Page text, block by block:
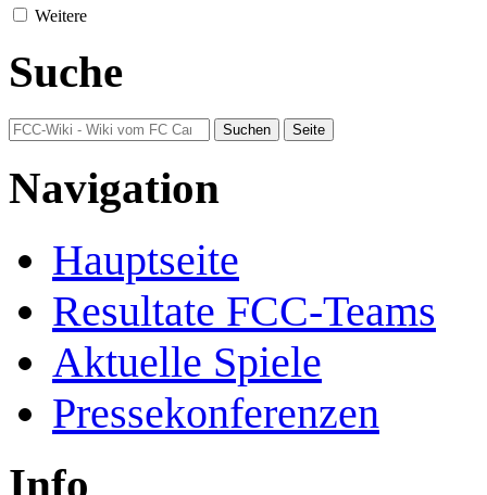
Weitere
Suche
Navigation
Hauptseite
Resultate FCC-Teams
Aktuelle Spiele
Pressekonferenzen
Info